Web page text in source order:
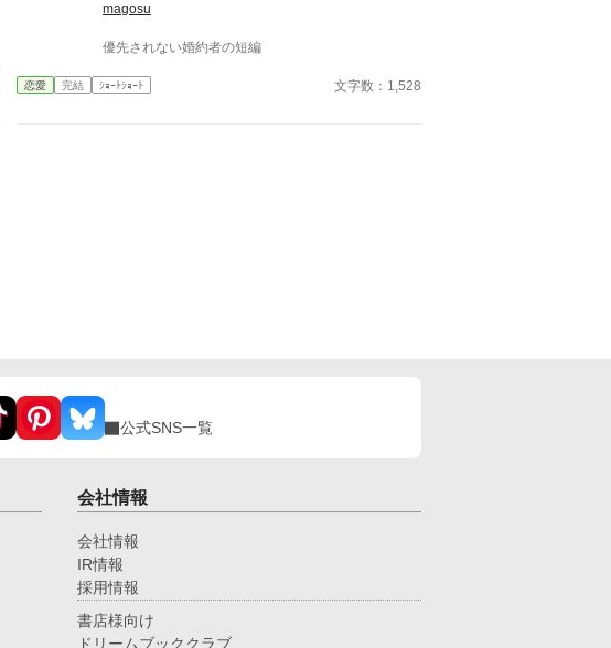
magosu
優先されない婚約者の短編
恋愛 完結 ｼｮｰﾄｼｮｰﾄ 文字数：1,528
公式SNS一覧
会社情報
会社情報
IR情報
採用情報
書店様向け
ドリームブッククラブ